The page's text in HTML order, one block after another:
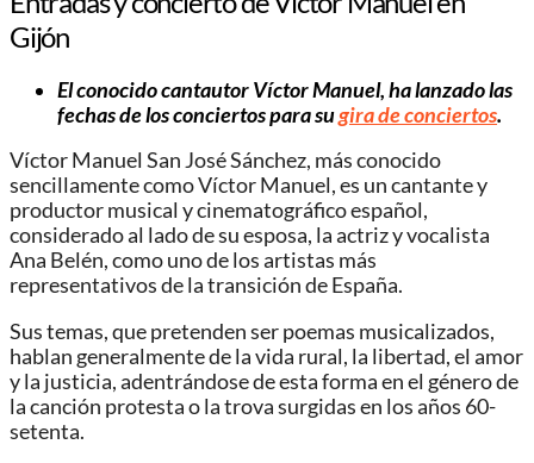
Gijón
El conocido cantautor Víctor Manuel, ha lanzado las
fechas de los conciertos para sugira de conciertos.
Víctor Manuel San José Sánchez, más conocido
sencillamente como Víctor Manuel, es un cantante y
productor musical y cinematográfico español,
considerado al lado de su esposa, la actriz y vocalista
Ana Belén, como uno de los artistas más
representativos de la transición de España.
Sus temas, que pretenden ser poemas musicalizados,
hablan generalmente de la vida rural, la libertad, el amor
y la justicia, adentrándose de esta forma en el género de
la canción protesta o la trova surgidas en los años 60-
setenta.